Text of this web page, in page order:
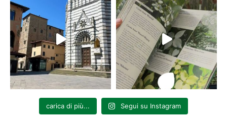
carica di più... Segui su Instagram